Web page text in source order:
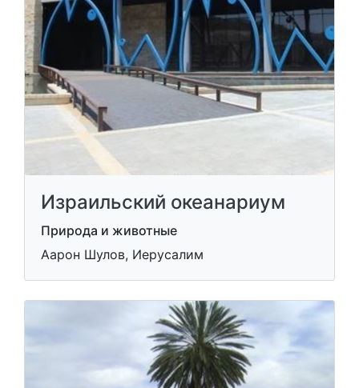
Израильский океанариум
Природа и животные
Аарон Шулов, Иерусалим